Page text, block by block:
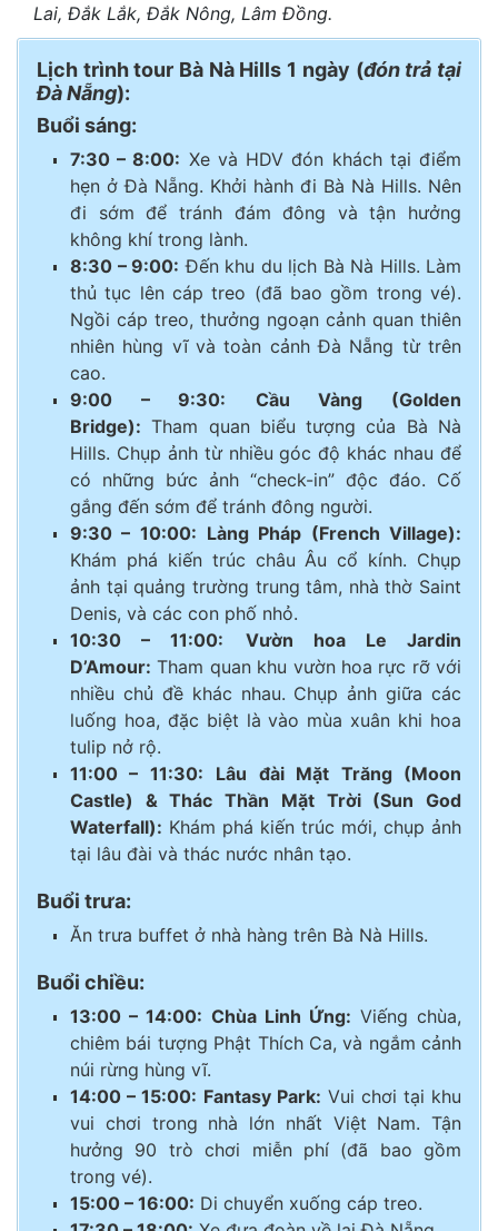
Lai, Đắk Lắk, Đắk Nông, Lâm Đồng.
Lịch trình tour Bà Nà Hills 1 ngày (đón trả tại
Đà Nẵng):
Buổi sáng:
7:30 – 8:00: Xe và HDV đón khách tại điểm
hẹn ở Đà Nẵng. Khởi hành đi Bà Nà Hills. Nên
đi sớm để tránh đám đông và tận hưởng
không khí trong lành.
8:30 – 9:00: Đến khu du lịch Bà Nà Hills. Làm
thủ tục lên cáp treo (đã bao gồm trong vé).
Ngồi cáp treo, thưởng ngoạn cảnh quan thiên
nhiên hùng vĩ và toàn cảnh Đà Nẵng từ trên
cao.
9:00 – 9:30:
Cầu Vàng (Golden
Bridge): Tham quan biểu tượng của Bà Nà
Hills. Chụp ảnh từ nhiều góc độ khác nhau để
có những bức ảnh “check-in” độc đáo. Cố
gắng đến sớm để tránh đông người.
9:30 – 10:00: Làng Pháp (French Village):
Khám phá kiến trúc châu Âu cổ kính. Chụp
ảnh tại quảng trường trung tâm, nhà thờ Saint
Denis, và các con phố nhỏ.
10:30 – 11:00:
Vườn hoa Le Jardin
D’Amour: Tham quan khu vườn hoa rực rỡ với
nhiều chủ đề khác nhau. Chụp ảnh giữa các
luống hoa, đặc biệt là vào mùa xuân khi hoa
tulip nở rộ.
11:00 – 11:30:
Lâu đài Mặt Trăng (Moon
Castle) & Thác Thần Mặt Trời (Sun God
Waterfall): Khám phá kiến trúc mới, chụp ảnh
tại lâu đài và thác nước nhân tạo.
Buổi trưa:
Ăn trưa buffet ở nhà hàng trên Bà Nà Hills.
Buổi chiều:
13:00 – 14:00: Chùa Linh Ứng: Viếng chùa,
chiêm bái tượng Phật Thích Ca, và ngắm cảnh
núi rừng hùng vĩ.
14:00 – 15:00: Fantasy Park: Vui chơi tại khu
vui chơi trong nhà lớn nhất Việt Nam. Tận
hưởng 90 trò chơi miễn phí (đã bao gồm
trong vé).
15:00 – 16:00: Di chuyển xuống cáp treo.